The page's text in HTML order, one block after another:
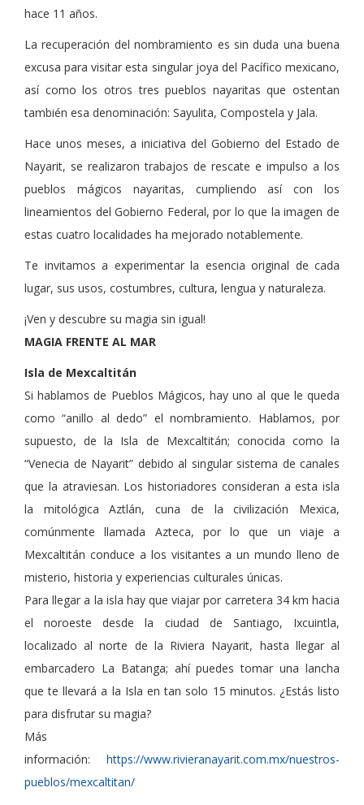
hace 11 años.
La recuperación del nombramiento es sin duda una buena
excusa para visitar esta singular joya del Pacífico mexicano,
así como los otros tres pueblos nayaritas que ostentan
también esa denominación: Sayulita, Compostela y Jala.
Hace unos meses, a iniciativa del Gobierno del Estado de
Nayarit, se realizaron trabajos de rescate e impulso a los
pueblos mágicos nayaritas, cumpliendo así con los
lineamientos del Gobierno Federal, por lo que la imagen de
estas cuatro localidades ha mejorado notablemente.
Te invitamos a experimentar la esencia original de cada
lugar, sus usos, costumbres, cultura, lengua y naturaleza.
¡Ven y descubre su magia sin igual!
MAGIA FRENTE AL MAR
Isla de Mexcaltitán
Si hablamos de Pueblos Mágicos, hay uno al que le queda
como “anillo al dedo” el nombramiento. Hablamos, por
supuesto, de la Isla de Mexcaltitán; conocida como la
“Venecia de Nayarit” debido al singular sistema de canales
que la atraviesan. Los historiadores consideran a esta isla
la mitológica Aztlán, cuna de la civilización Mexica,
comúnmente llamada Azteca, por lo que un viaje a
Mexcaltitán conduce a los visitantes a un mundo lleno de
misterio, historia y experiencias culturales únicas.
Para llegar a la isla hay que viajar por carretera 34 km hacia
el noroeste desde la ciudad de Santiago, Ixcuintla,
localizado al norte de la Riviera Nayarit, hasta llegar al
embarcadero La Batanga; ahí puedes tomar una lancha
que te llevará a la Isla en tan solo 15 minutos. ¿Estás listo
para disfrutar su magia?
Más
información: https://www.rivieranayarit.com.mx/nuestros-
pueblos/mexcaltitan/